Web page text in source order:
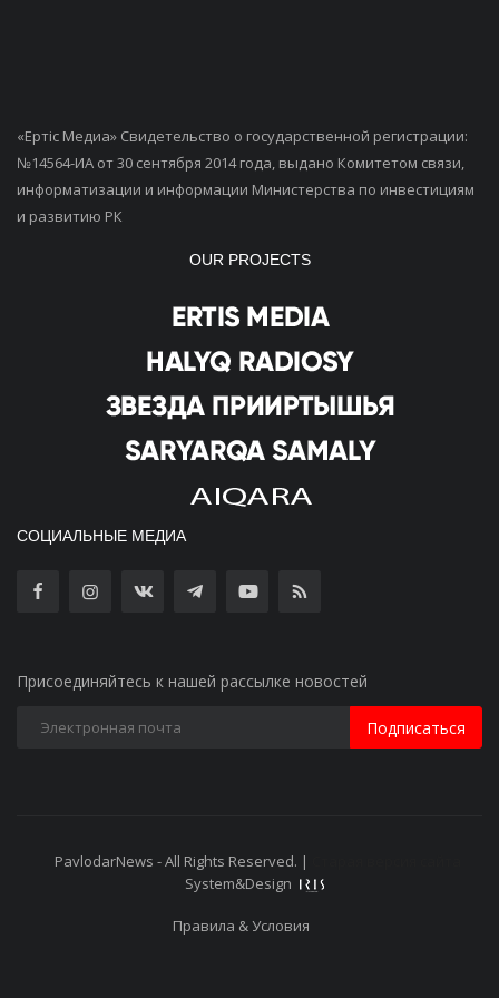
«Ертiс Медиа» Свидетельство о государственной регистрации:
№14564-ИА от 30 сентября 2014 года, выдано Комитетом связи,
информатизации и информации Министерства по инвестициям
и развитию РК
OUR PROJECTS
СОЦИАЛЬНЫЕ МЕДИА
Присоединяйтесь к нашей рассылке новостей
Подписаться
PavlodarNews - All Rights Reserved. |
System&Design
Правила & Условия